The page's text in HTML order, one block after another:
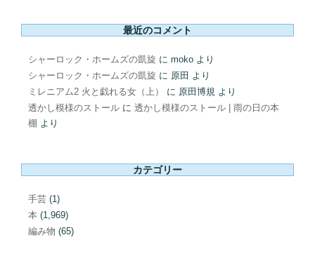
最近のコメント
シャーロック・ホームズの凱旋 に moko より
シャーロック・ホームズの凱旋 に 原田 より
ミレニアム2 火と戯れる女（上）
に 原田博規 より
透かし模様のストール に 透かし模様のストール | 雨の日の本
棚 より
カテゴリー
手芸 (1)
本 (1,969)
編み物 (65)